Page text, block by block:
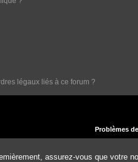
légaux liés à ce forum ?
Problèmes
assurez-vous que votre